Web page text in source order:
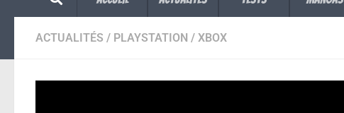
ACTUALITÉS / PLAYSTATION / XBOX